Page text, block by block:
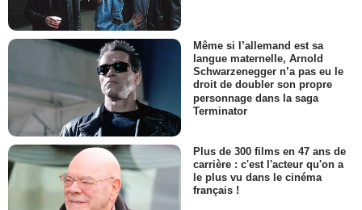
Même si l’allemand est sa
langue maternelle, Arnold
Schwarzenegger n’a pas eu le
droit de doubler son propre
personnage dans la saga
Terminator
Plus de 300 films en 47 ans de
carrière : c'est l'acteur qu'on a
le plus vu dans le cinéma
français !